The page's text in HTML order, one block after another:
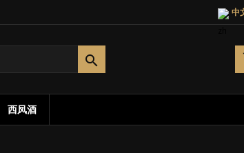
中

西凤酒
add_circle_outlineCreate new list